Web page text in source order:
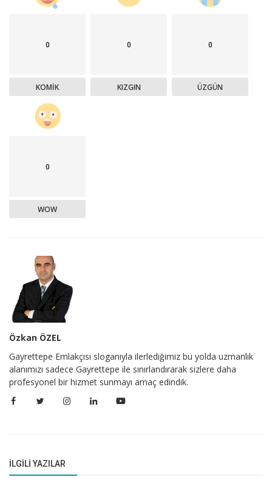
0
KOMIK
0
KIZGIN
0
ÜZGÜN
0
WOW
Özkan ÖZEL
Gayrettepe Emlakçısı sloganıyla ilerlediğimiz bu yolda uzmanlık
alanımızı sadece Gayrettepe ile sınırlandırarak sizlere daha
profesyonel bir hizmet sunmayı amaç edindik.
İLGILI YAZILAR